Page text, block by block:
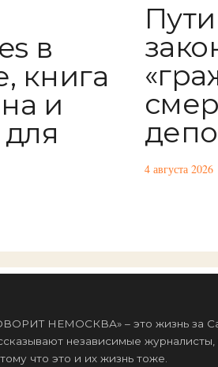
в
книга
и
4 августа 2026
НЕМОСКВА» – это жизнь за
независимые
что это и их жизнь тоже.